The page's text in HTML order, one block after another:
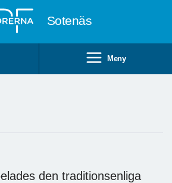
Sotenäs
Meny
den traditionsenliga